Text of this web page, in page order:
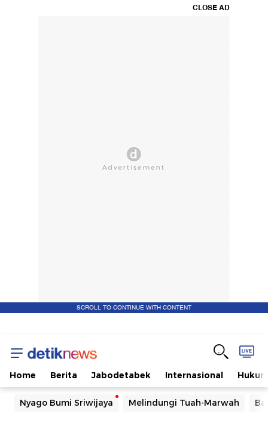
CLOSE AD
SCROLL TO CONTINUE WITH CONTENT
Home Berita Jabodetabek Internasional Hukum
Nyago Bumi Sriwijaya Melindungi Tuah-Marwah